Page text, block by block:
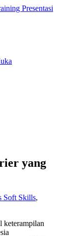
yang
Soft Skills,